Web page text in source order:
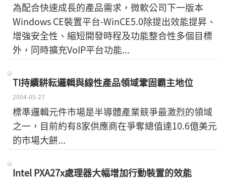
為配合快速成長的產品需求，微軟公司下一版本
Windows CE裝置平台-WinCE5.0除提出效能提昇、
增強安全性、縮短開發時程及功能整合性多個目標
外，同時擴充VoIP平台功能...
TI持續耕耘邏輯與線性產品領域鞏固霸主地位
2004-05-27
標準邏輯元件市場是半導體產業競爭最激烈的領域
之一，目前約有8家供應商在爭奪總值達10.6億美元
的市場大餅...
Intel PXA27x處理器大幅增加行動裝置的效能